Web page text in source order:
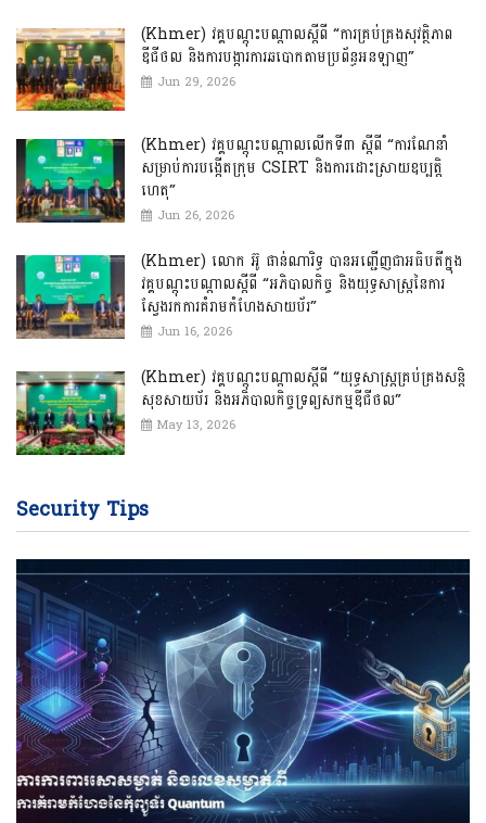
(Khmer) វគ្គបណ្ដុះបណ្ដាលស្ដីពី “ការគ្រប់គ្រងសុវត្ថិភាព
ឌីជីថល និងការបង្ការការឆបោកតាមប្រព័ន្ធអនឡាញ”
Jun 29, 2026
(Khmer) វគ្គបណ្ដុះបណ្ដាលលើកទី៣ ស្ដីពី “ការណែនាំ
សម្រាប់ការបង្កើតក្រុម CSIRT និងការដោះស្រាយឧប្បត្តិ
ហេតុ”
Jun 26, 2026
(Khmer) លោក អ៊ូ ផាន់ណារិទ្ធ បានអញ្ជើញជាអធិបតីក្នុង
វគ្គបណ្ដុះបណ្ដាលស្ដីពី “អភិបាលកិច្ច និងយុទ្ធសាស្ត្រនៃការ
ស្វែងរកការគំរាមកំហែងសាយប័រ”
Jun 16, 2026
(Khmer) វគ្គបណ្ដុះបណ្ដាលស្ដីពី “យុទ្ធសាស្ត្រគ្រប់គ្រងសន្តិ
សុខសាយប័រ និងអភិបាលកិច្ចទ្រព្យសកម្មឌីជីថល”
May 13, 2026
Security Tips